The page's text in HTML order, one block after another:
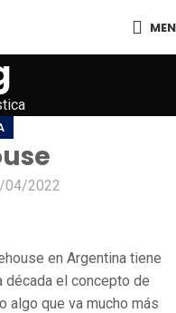
04/2022
en Argentina tiene
década el concepto de
algo que va mucho más